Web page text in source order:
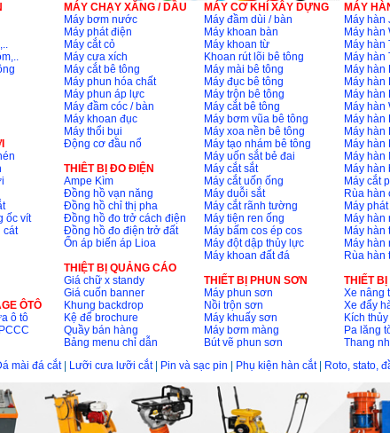
ốc vít
cát
ÔTÔ
ô tô
MÁY CHẠY XĂNG / DẦU
Máy bơm nước
Máy phát điện
Máy cắt cỏ
Máy cưa xích
Máy cắt bê tông
Máy phun hóa chất
Máy phun áp lực
Máy đầm cóc / bàn
Máy khoan đục
Máy thổi bụi
Động cơ đầu nổ
THIÊT BỊ ĐO ĐIỆN
Ampe Kìm
Đồng hồ vạn năng
Đồng hồ chỉ thị pha
Đồng hồ đo trở cách điện
Đồng hồ đo điện trở đất
Ổn áp biến áp Lioa
THIỆT BỊ QUẢNG CÁO
Giá chữ x standy
Giá cuốn banner
Khung backdrop
Kệ để brochure
Quầy bán hàng
Bảng menu chỉ dẫn
MÁY CƠ KHÍ XÂY DỰNG
Máy đầm dùi / bàn
Máy khoan bàn
Máy khoan từ
Khoan rút lõi bê tông
Máy mài bê tông
Máy đục bê tông
Máy trộn bê tông
Máy cắt bê tông
Máy bơm vũa bê tông
Máy xoa nền bê tông
Máy tạo nhám bê tông
Máy uốn sắt bẻ đai
Máy cắt sắt
Máy cắt uốn ống
Máy duỗi sắt
Máy cắt rãnh tường
Máy tiện ren ống
Máy bấm cos ép cos
Máy đột dập thủy lực
Máy khoan đất đá
THIẾT BỊ PHUN SƠN
Máy phun sơn
Nồi trộn sơn
Máy khuấy sơn
Máy bơm màng
Bút vẽ phun sơn
MÁY
Máy hàn
Máy hàn
Máy hàn
Máy hàn
Máy hàn
Máy hàn
Máy hàn
Máy hàn
Máy hàn
Máy hàn
Máy hàn
Máy hàn
Máy hàn
Máy cắt
Rùa hàn
Máy
Máy hàn
Máy hàn
Máy hàn
Rùa hàn
THIẾT
Xe nâng
Xe đẩy
Kích
Pa lăng
Thang
mài đá cắt| Lưỡi cưa lưỡi cắt| Pin và sạc pin Phụ kiện hàn cắt| Roto, stato,